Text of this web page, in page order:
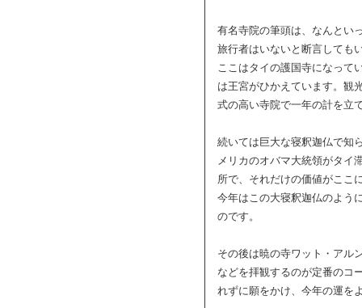
有名寺院の筆頭は、なんとい
旅行者はいないと断言しても
ここはタイの護国寺になって
は王宮がひかえています。観
式の高い寺院で一年の計を立
続いては巨大な寝釈迦仏で知
メリカのオバマ大統領がタイ
所で、それだけの価値がここ
今年はこの大寝釈迦仏のよう
のです。
その後は暁の寺ワット・アル
などを拝観するのが定番のコ
れずに願をかけ、今年の運を